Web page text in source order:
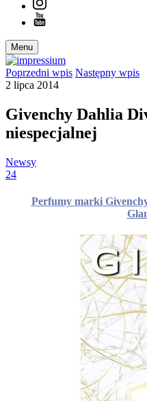
Menu
Poprzedni wpis Następny wpis
2 lipca 2014
Givenchy Dahlia
niespecjalnej
Newsy
24
Perfumy marki